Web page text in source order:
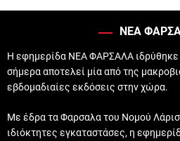
ΝΕΑ
Η εφημερίδα ΝΕΑ ΦΑΡΣΑΛΑ ιδρύθηκε
σήμερα αποτελεί μία από της
εβδομαδιαίες εκδόσεις στην χώρα.
Με έδρα τα Φαρσαλα του Νομού
ιδιόκτητες εγκαταστάσες, η